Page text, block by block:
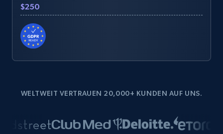
$250
WELTWEIT VERTRAUEN 20,000+ KUNDEN AUF UNS.